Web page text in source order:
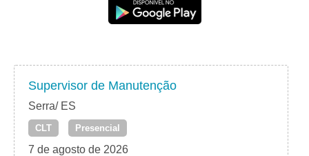
Supervisor de Manutenção
Serra/ ES
CLT Presencial
7 de agosto de 2026